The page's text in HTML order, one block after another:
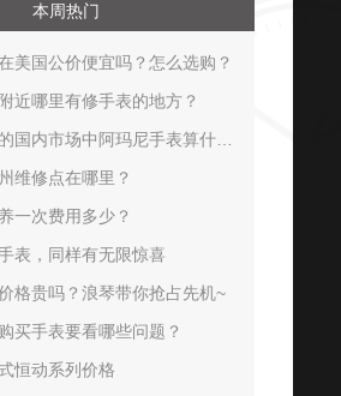
本周热门
美国公价便宜吗？怎么选购？
近哪里有修手表的地方？
国内市场中阿玛尼手表算什么
维修点在哪里？
一次费用多少？
表，同样有无限惊喜
格贵吗？浪琴带你抢占先机~
买手表要看哪些问题？
恒动系列价格